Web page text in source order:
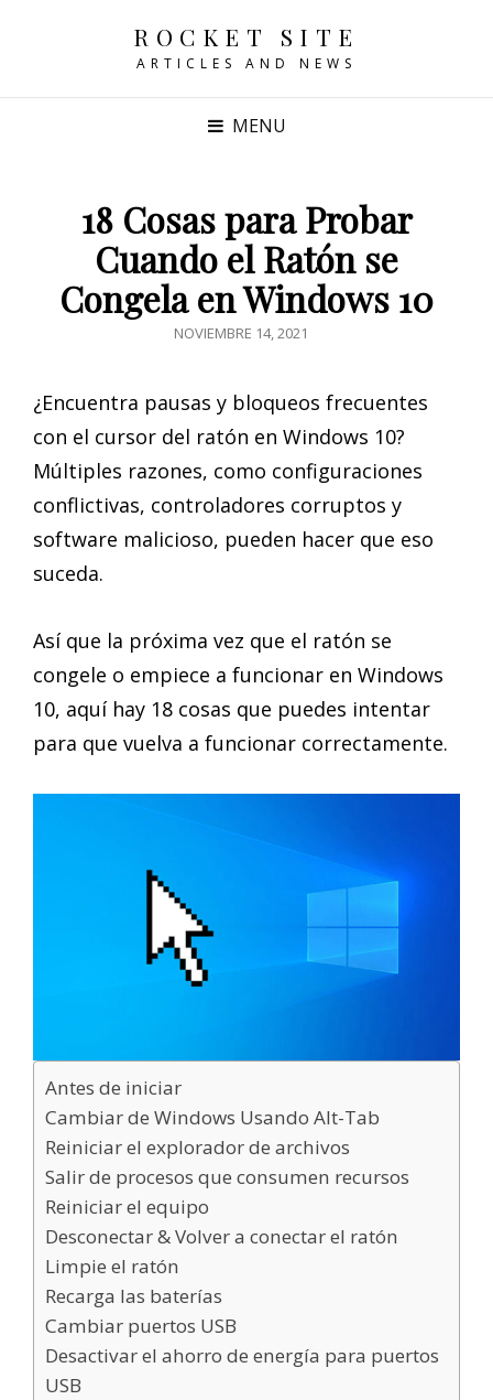
ROCKET SITE
ARTICLES AND NEWS
MENU
18 Cosas para Probar
Cuando el Ratón se
Congela en Windows 10
POSTED
NOVIEMBRE 14, 2021
¿Encuentra pausas y bloqueos frecuentes
con el cursor del ratón en Windows 10?
Múltiples razones, como configuraciones
conflictivas, controladores corruptos y
software malicioso, pueden hacer que eso
suceda.
Así que la próxima vez que el ratón se
congele o empiece a funcionar en Windows
10, aquí hay 18 cosas que puedes intentar
para que vuelva a funcionar correctamente.
Antes de iniciar
Cambiar de Windows Usando Alt-Tab
Reiniciar el explorador de archivos
Salir de procesos que consumen recursos
Reiniciar el equipo
Desconectar & Volver a conectar el ratón
Limpie el ratón
Recarga las baterías
Cambiar puertos USB
Desactivar el ahorro de energía para puertos
USB